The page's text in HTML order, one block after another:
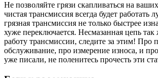
Не позволяйте грязи скапливаться на
чистая трансмиссия всегда будет работать
грязная трансмиссия не только быстрее
хуже переключается. Несмазанная цепь так
работу трансмиссии, следите за этим! Про
обслуживание, про измерение износа, и
уже писали, не поленитесь прочесть эти